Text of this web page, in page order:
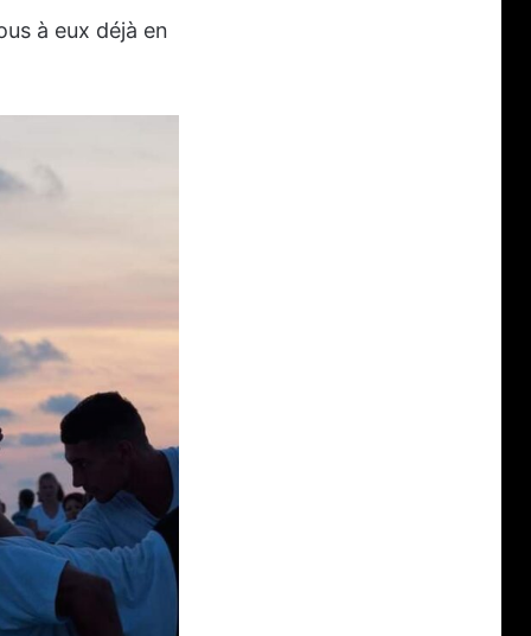
à eux déjà en